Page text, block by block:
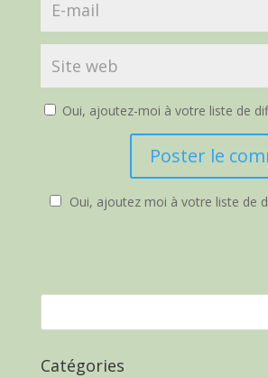
Oui, ajoutez-moi à votre liste de
Oui, ajoutez moi à votre liste de
Catégories